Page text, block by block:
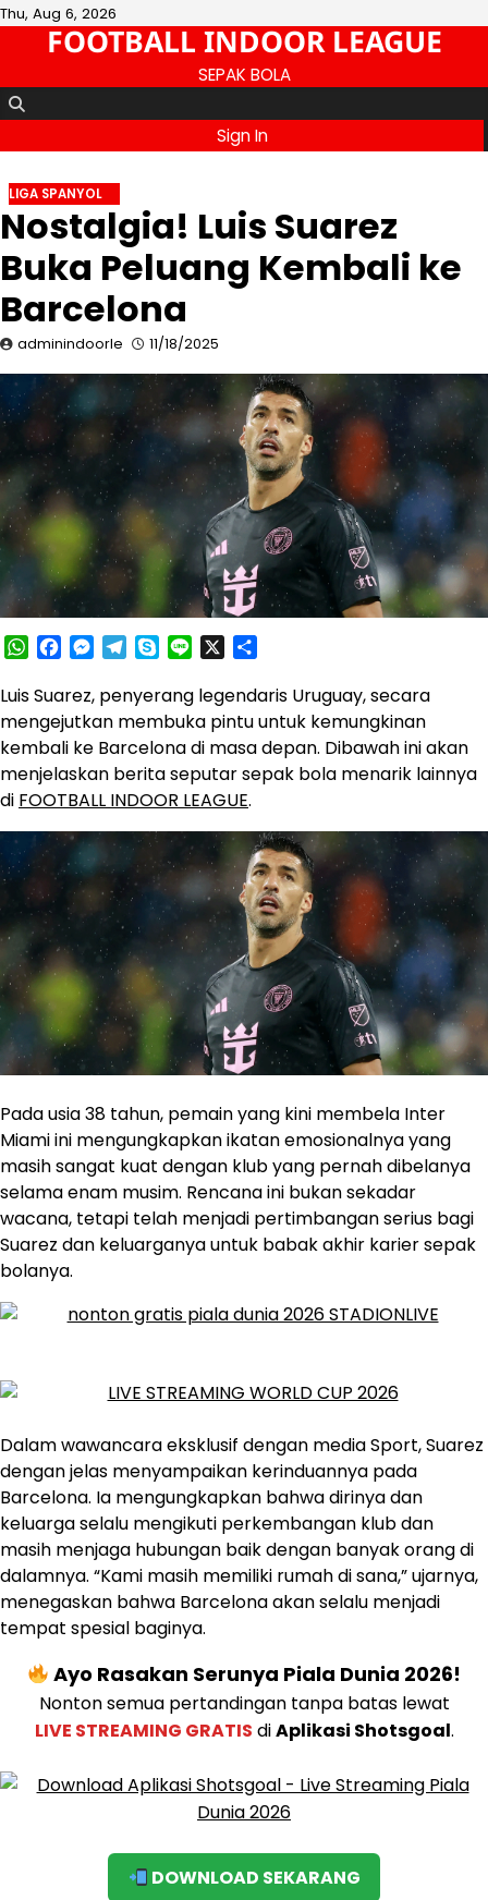
Skip
Thu, Aug 6, 2026
FOOTBALL INDOOR LEAGUE
SEPAK BOLA
Sign In
LIGA SPANYOL
Nostalgia! Luis Suarez
Buka Peluang Kembali ke
Barcelona
adminindoorle 11/18/2025
WhatsApp
Facebook
Messenger
Telegram
SkypeLine
Luis Suarez, penyerang legendaris Uruguay, secara
mengejutkan membuka pintu untuk kemungkinan
kembali ke Barcelona di masa depan. Dibawah ini akan
menjelaskan berita seputar sepak bola menarik lainnya
di FOOTBALL INDOOR LEAGUE.
Pada usia 38 tahun, pemain yang kini membela Inter
Miami ini mengungkapkan ikatan emosionalnya yang
masih sangat kuat dengan klub yang pernah dibelanya
selama enam musim. Rencana ini bukan sekadar
wacana, tetapi telah menjadi pertimbangan serius bagi
Suarez dan keluarganya untuk babak akhir karier sepak
bolanya.
Dalam wawancara eksklusif dengan media Sport, Suarez
dengan jelas menyampaikan kerinduannya pada
Barcelona. Ia mengungkapkan bahwa dirinya dan
keluarga selalu mengikuti perkembangan klub dan
masih menjaga hubungan baik dengan banyak orang di
dalamnya. “Kami masih memiliki rumah di sana,” ujarnya,
menegaskan bahwa Barcelona akan selalu menjadi
tempat spesial baginya.
Ayo Rasakan Serunya Piala Dunia 2026!
Nonton semua pertandingan tanpa batas lewat
LIVE STREAMING GRATIS diAplikasi Shotsgoal.
DOWNLOAD SEKARANG